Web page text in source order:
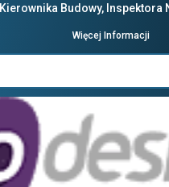
Kierownika Budowy, Inspektora
Więcej Informacji